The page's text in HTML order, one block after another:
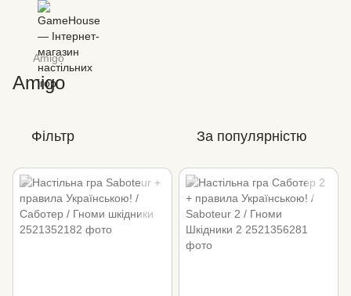
Amigo
Amigo
Фільтр За популярністю